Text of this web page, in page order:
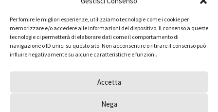
Per fornire le migliori esperienze, utilizziamo tecnologie come i cookie per
memorizzare e/o accedere alle informazioni del dispositivo. Il consenso a queste
tecnologie ci permetterà di elaborare dati come il comportamento di
navigazione o ID unici su questo sito. Non acconsentire o ritirare il consenso può
influire negativamente su alcune caratteristiche e funzioni.
Accetta
Nega
parcheggi
clicca qui
accesso
9.30/13.0
0 (da
Lunedì a
09:30/13:
00 (da
Lunedì a
Giovedì)